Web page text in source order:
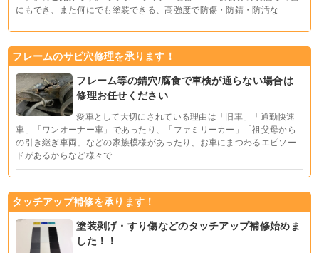
にもでき、また何にでも塗装できる、高強度で防傷・防錆・防汚な
フレームのサビ穴修理を承ります！
フレーム等の錆穴/腐食で車検が通らない場合は
修理お任せください
愛車として大切にされている理由は「旧車」「通勤快速
車」「ワンオーナー車」であったり、「ファミリーカー」「祖父母から
の引き継ぎ車両」などの家族模様があったり、お車にまつわるエピソー
ドがあるからなど様々で
タッチアップ補修を承ります！
塗装剥げ・すり傷などのタッチアップ補修始めま
した！！